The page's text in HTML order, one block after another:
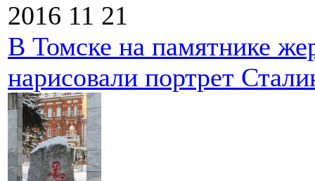
2016 11 21
В Томске на памятнике
нарисовали портрет